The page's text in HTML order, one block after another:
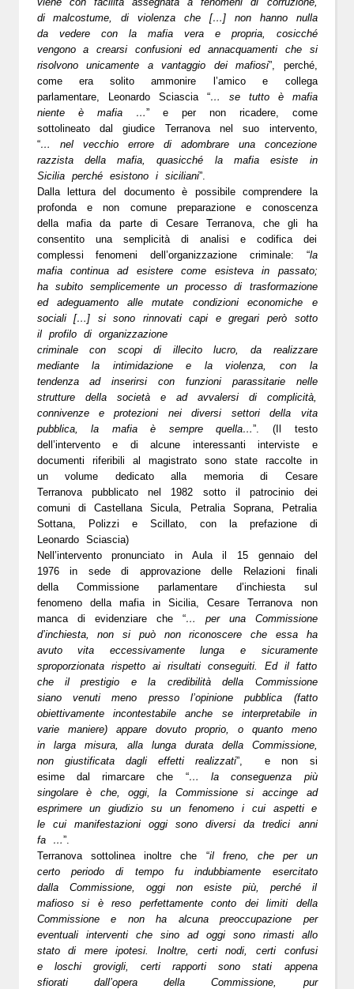
di malcostume, di violenza che […] non hanno nulla
da vedere con la mafia vera e propria, cosicché
vengono a crearsi confusioni ed annacquamenti che si
risolvono unicamente a vantaggio dei mafiosi”, perché,
come era solito ammonire l’amico e collega
parlamentare, Leonardo Sciascia “… se tutto è mafia
niente è mafia …” e per non ricadere, come
sottolineato dal giudice Terranova nel suo intervento,
“… nel vecchio errore di adombrare una concezione
razzista della mafia, quasicché la mafia esiste in
Sicilia perché esistono i siciliani”.
Dalla lettura del documento è possibile comprendere la
profonda e non comune preparazione e conoscenza
della mafia da parte di Cesare Terranova, che gli ha
consentito una semplicità di analisi e codifica dei
complessi fenomeni dell’organizzazione criminale: “la
mafia continua ad esistere come esisteva in passato;
ha subito semplicemente un processo di trasformazione
ed adeguamento alle mutate condizioni economiche e
sociali […] si sono rinnovati capi e gregari però sotto
il profilo di organizzazione
criminale con scopi di illecito lucro, da realizzare
mediante la intimidazione e la violenza, con la
tendenza ad inserirsi con funzioni parassitarie nelle
strutture della società e ad avvalersi di complicità,
connivenze e protezioni nei diversi settori della vita
pubblica, la mafia è sempre quella…”. (Il testo
dell’intervento e di alcune interessanti interviste e
documenti riferibili al magistrato sono state raccolte in
un volume dedicato alla memoria di Cesare
Terranovapubblicato nel 1982 sotto il patrocinio dei
comuni di Castellana Sicula, Petralia Soprana, Petralia
Sottana, Polizzi e Scillato, con la prefazione di
Leonardo Sciascia)
Nell’intervento pronunciato in Aula il 15 gennaio del
1976in sede di approvazione delle Relazioni finali
della Commissione parlamentare d’inchiesta sul
fenomeno della mafia in Sicilia, Cesare Terranova non
manca di evidenziare che “… per una Commissione
d’inchiesta, non si può non riconoscere che essa ha
avuto vita eccessivamente lunga e sicuramente
sproporzionata rispetto ai risultati conseguiti. Ed il fatto
che il prestigio e la credibilità della Commissione
siano venuti meno presso l’opinione pubblica (fatto
obiettivamente incontestabile anche se interpretabile in
varie maniere) appare dovuto proprio, o quanto meno
in larga misura, alla lunga durata della Commissione,
non giustificata dagli effetti realizzati”, e non si
esime dal rimarcare che “… la conseguenza più
singolare è che, oggi, la Commissione si accinge ad
esprimere un giudizio su un fenomeno i cui aspetti e
le cui manifestazioni oggi sono diversi da tredici anni
fa …”.
Terranova sottolinea inoltre che “il freno, che per un
certo periodo di tempo fu indubbiamente esercitato
dalla Commissione, oggi non esiste più, perché il
mafioso si è reso perfettamente conto dei limiti della
Commissione e non ha alcuna preoccupazione per
eventuali interventi che sino ad oggi sono rimasti allo
stato di mere ipotesi. Inoltre, certi nodi, certi confusi
e loschi grovigli, certi rapporti sono stati appena
sfiorati dall’opera della Commissione, pur